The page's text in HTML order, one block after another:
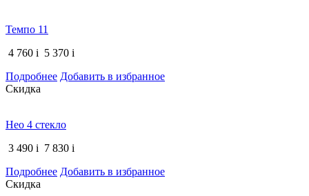
Темпо 11
4 760 i 5 370 i
Подробнее Добавить в избранное
Скидка
Нео 4 стекло
3 490 i 7 830 i
Подробнее Добавить в избранное
Скидка